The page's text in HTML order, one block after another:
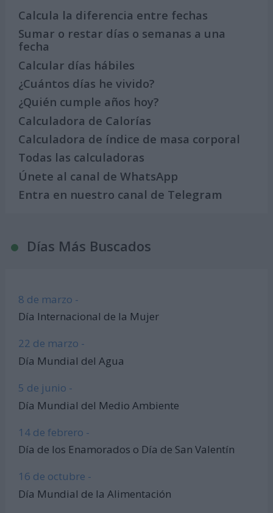
Calcula la diferencia entre fechas
Sumar o restar días o semanas a una
fecha
Calcular días hábiles
¿Cuántos días he vivido?
¿Quién cumple años hoy?
Calculadora de Calorías
Calculadora de índice de masa corporal
Todas las calculadoras
Únete al canal de WhatsApp
Entra en nuestro canal de Telegram
Días Más Buscados
8 de marzo -
Día Internacional de la Mujer
22 de marzo -
Día Mundial del Agua
5 de junio -
Día Mundial del Medio Ambiente
14 de febrero -
Día de los Enamorados o Día de San Valentín
16 de octubre -
Día Mundial de la Alimentación